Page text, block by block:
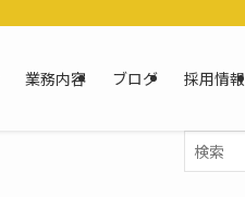
業務内容 ブログ 採用情報